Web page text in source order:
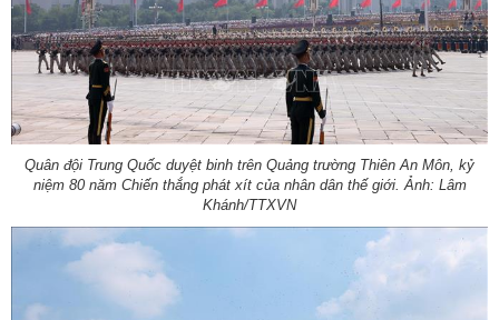
Quân đội Trung Quốc duyệt binh trên Quảng trường Thiên An Môn, kỷ
niệm 80 năm Chiến thắng phát xít của nhân dân thế giới. Ảnh: Lâm
Khánh/TTXVN